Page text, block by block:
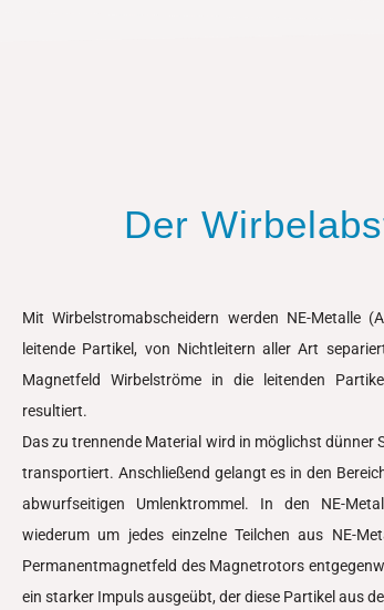
Der
Mit Wirbelstromabscheidern werden NE-Metalle
leitende Partikel, von Nichtleitern aller Art
Magnetfeld Wirbelströme in die leitenden
resultiert.
Das zu trennende Material wird in möglichst dünner
transportiert. Anschließend gelangt es in den
abwurfseitigen Umlenktrommel. In den NE-
wiederum um jedes einzelne Teilchen aus NE-
Permanentmagnetfeld des Magnetrotors
ein starker Impuls ausgeübt, der diese Partikel aus